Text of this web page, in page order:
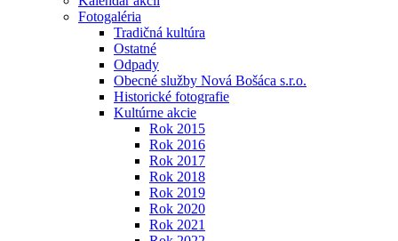
Fotogaléria
Tradičná kultúra
Ostatné
Odpady
Obecné služby Nová Bošáca s.r.o.
Historické fotografie
Kultúrne akcie
Rok 2015
Rok 2016
Rok 2017
Rok 2018
Rok 2019
Rok 2020
Rok 2021